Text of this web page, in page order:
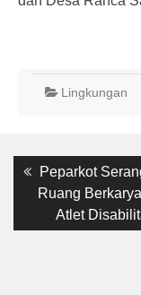
Lingkungan
Post
navigation
Previous
post:
Peparkot
Ruang
Atlet